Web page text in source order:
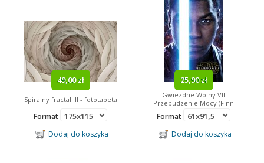
49,00 zł
Spiralny fractal III - fototapeta
Format
Dodaj do koszyka
25,90 zł
Gwiezdne Wojny VII
Przebudzenie Mocy (Finn
Format
Dodaj do koszyka